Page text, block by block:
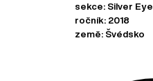
sekce: Silver Eye
ročník: 2018
země: Švédsko